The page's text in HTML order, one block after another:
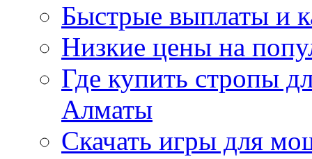
Быстрые выплаты и
Низкие цены на
Где купить стропы
Алматы
Скачать игры для